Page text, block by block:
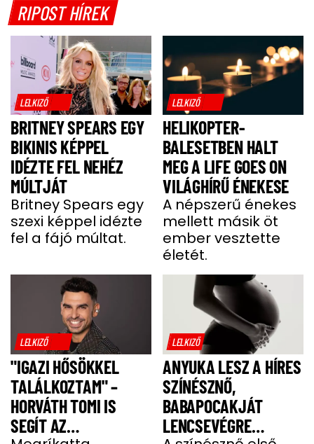
RIPOST HÍREK
LELKIZŐ
BRITNEY SPEARS EGY
BIKINIS KÉPPEL
IDÉZTE FEL NEHÉZ
MÚLTJÁT
Britney Spears egy
szexi képpel idézte
fel a fájó múltat.
LELKIZŐ
HELIKOPTER-
BALESETBEN HALT
MEG A LIFE GOES ON
VILÁGHÍRŰ ÉNEKESE
A népszerű énekes
mellett másik öt
ember vesztette
életét.
LELKIZŐ
"IGAZI HŐSÖKKEL
TALÁLKOZTAM" –
HORVÁTH TOMI IS
SEGÍT AZ
LELKIZŐ
ANYUKA LESZ A HÍRES
SZÍNÉSZNŐ,
BABAPOCAKJÁT
LENCSEVÉGRE